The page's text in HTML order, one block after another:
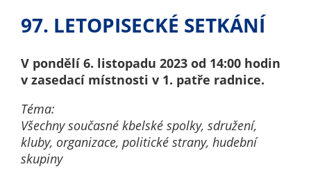
97. LETOPISECKÉ SETKÁNÍ
V pondělí 6. listopadu 2023 od 14:00 hodin
v zasedací místnosti v 1. patře radnice.
Téma:
Všechny současné kbelské spolky, sdružení,
kluby, organizace, politické strany, hudební
skupiny
Analytické
Analytické
cookies nám
výkonu
našeho webu